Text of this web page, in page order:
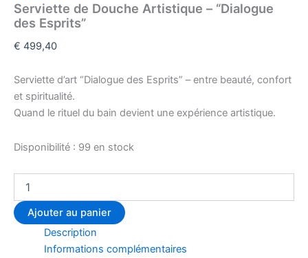
Serviette de Douche Artistique – “Dialogue
des Esprits”
€ 499,40
Serviette d’art “Dialogue des Esprits” – entre beauté, confort
et spiritualité.
Quand le rituel du bain devient une expérience artistique.
Disponibilité : 99 en stock
Ajouter au panier
Description
Informations complémentaires